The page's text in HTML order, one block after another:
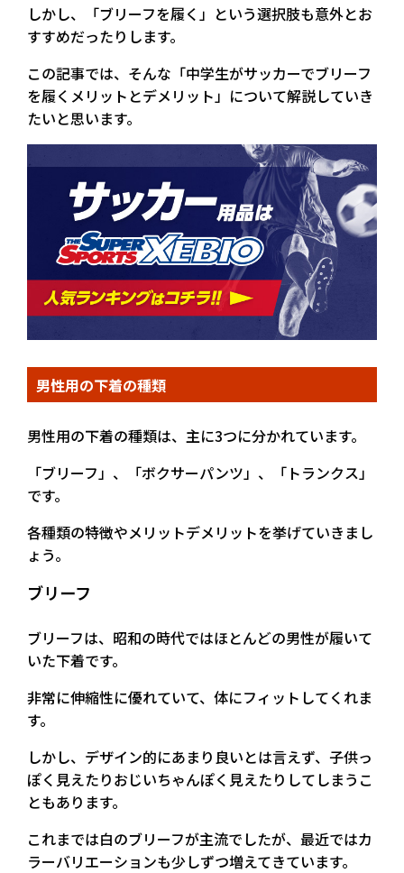
しかし、「ブリーフを履く」という選択肢も意外とお
すすめだったりします。
この記事では、そんな「中学生がサッカーでブリーフ
を履くメリットとデメリット」について解説していき
たいと思います。
男性用の下着の種類
男性用の下着の種類は、主に3つに分かれています。
「ブリーフ」、「ボクサーパンツ」、「トランクス」
です。
各種類の特徴やメリットデメリットを挙げていきまし
ょう。
ブリーフ
ブリーフは、昭和の時代ではほとんどの男性が履いて
いた下着です。
非常に伸縮性に優れていて、体にフィットしてくれま
す。
しかし、デザイン的にあまり良いとは言えず、子供っ
ぽく見えたりおじいちゃんぽく見えたりしてしまうこ
ともあります。
これまでは白のブリーフが主流でしたが、最近ではカ
ラーバリエーションも少しずつ増えてきています。